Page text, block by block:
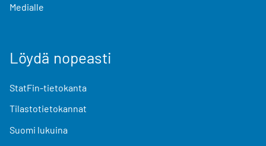
Medialle
Löydä nopeasti
StatFin-tietokanta
Tilastotietokannat
Suomi lukuina